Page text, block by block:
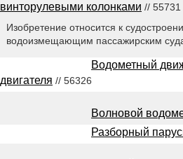
винторулевыми колонками // 55731
Изобретение относится к
водоизмещающим пассажирским
Водометный
двигателя // 56326
Волновой
Разборный